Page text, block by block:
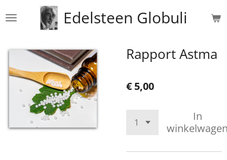
direct
de
hoofdinhoud
Edelsteen Globuli
Rapport Astma
€ 5,00
In